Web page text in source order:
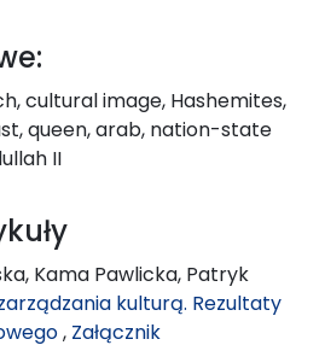
cultural image, Hashemites,
queen, arab, nation-state
II
Kama Pawlicka, Patryk
kulturą. Rezultaty
, Załącznik